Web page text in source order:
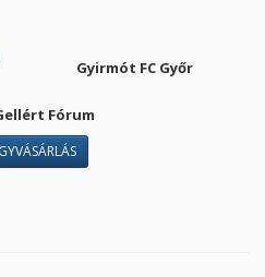
Gyirmót FC Győr
Fórum